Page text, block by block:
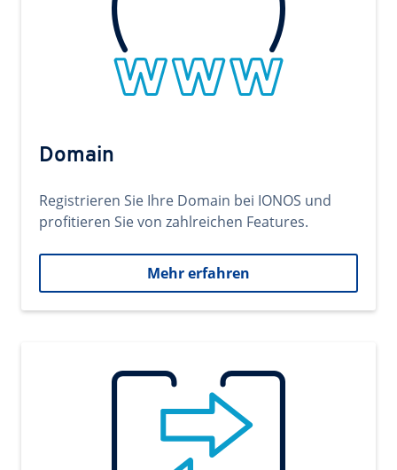
Domain
Registrieren Sie Ihre Domain bei IONOS und
profitieren Sie von zahlreichen Features.
Mehr erfahren